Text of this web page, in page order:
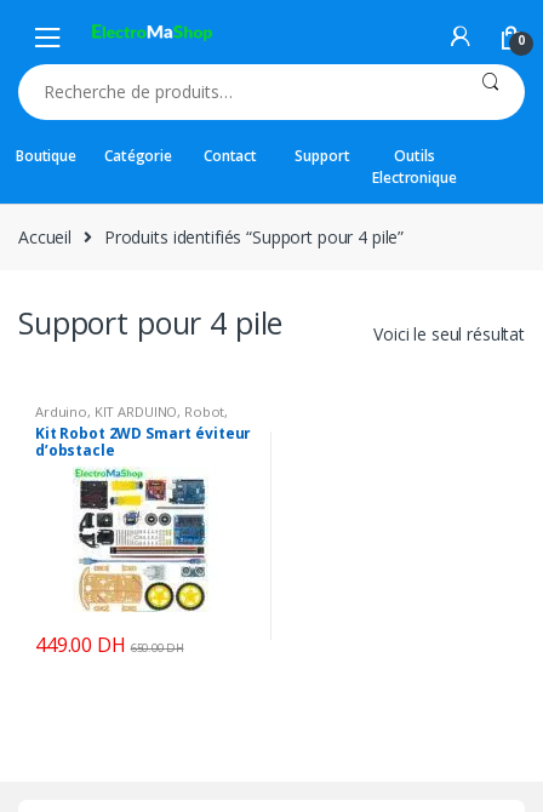
navigation
content
0
Recherche
pour :
Boutique Catégorie Contact Support
Outils
Electronique
Accueil Produits identifiés “Support pour 4 pile”
Support pour 4 pile Voici le seul résultat
Arduino, KIT ARDUINO, Robot,
Robot & KIT
Kit Robot 2WD Smart éviteur
d’obstacle
449.00 DH 650.00DH